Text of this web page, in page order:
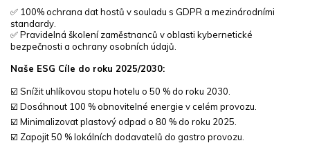
✅ 100% ochrana dat hostů v souladu s GDPR a mezinárodními
standardy.
✅ Pravidelná školení zaměstnanců v oblasti kybernetické
bezpečnosti a ochrany osobních údajů.
Naše ESG Cíle do roku 2025/2030:
☑️ Snížit uhlíkovou stopu hotelu o 50 % do roku 2030.
☑️ Dosáhnout 100 % obnovitelné energie v celém provozu.
☑️ Minimalizovat plastový odpad o 80 % do roku 2025.
☑️ Zapojit 50 % lokálních dodavatelů do gastro provozu.